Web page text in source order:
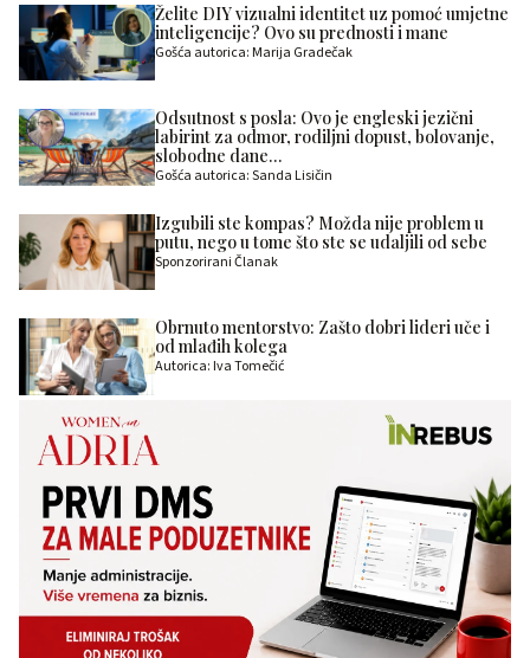
Želite DIY vizualni identitet uz pomoć umjetne
inteligencije? Ovo su prednosti i mane
Gošća autorica: Marija Gradečak
Odsutnost s posla: Ovo je engleski jezični
labirint za odmor, rodiljni dopust, bolovanje,
slobodne dane…
Gošća autorica: Sanda Lisičin
Izgubili ste kompas? Možda nije problem u
putu, nego u tome što ste se udaljili od sebe
Sponzorirani Članak
Obrnuto mentorstvo: Zašto dobri lideri uče i
od mlađih kolega
Autorica: Iva Tomečić